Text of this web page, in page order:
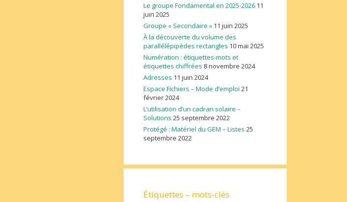
Le groupe Fondamental en 2025-2026 11
juin 2025
Groupe « Secondaire » 11 juin 2025
À la découverte du volume des
parallélépipèdes rectangles 10 mai 2025
Numération : étiquettes-mots et
étiquettes chiffrées 8 novembre 2024
Adresses 11 juin 2024
Espace Fichiers – Mode d’emploi 21
février 2024
L’utilisation d’un cadran solaire –
Solutions 25 septembre 2022
Protégé : Matériel du GEM – Listes 25
septembre 2022
Étiquettes – mots-clés